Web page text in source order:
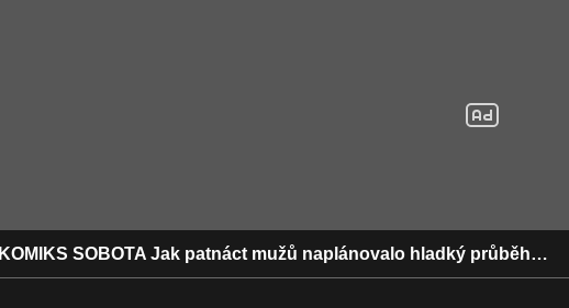
KOMIKS SOBOTA Jak patnáct mužů naplánovalo hladký průběh…